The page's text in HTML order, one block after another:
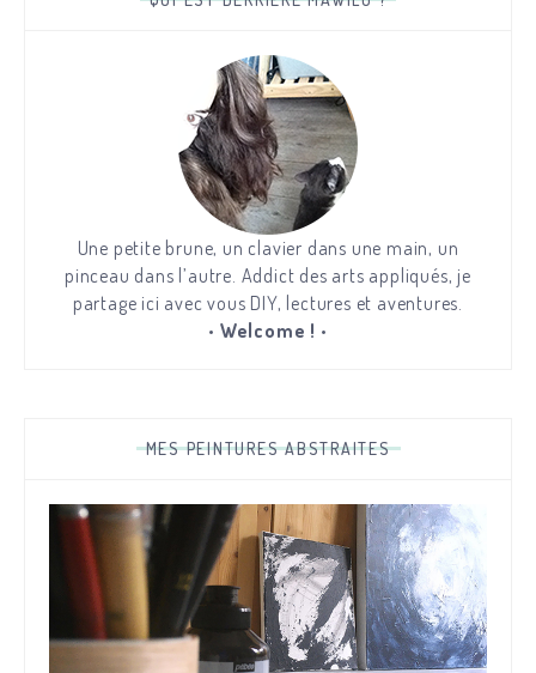
Une petite brune, un clavier dans une main, un
pinceau dans l’autre. Addict des arts appliqués, je
partage ici avec vous DIY, lectures et aventures.
• Welcome ! •
MES PEINTURES ABSTRAITES